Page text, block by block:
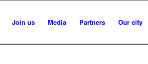
Join us Media Partners Our city